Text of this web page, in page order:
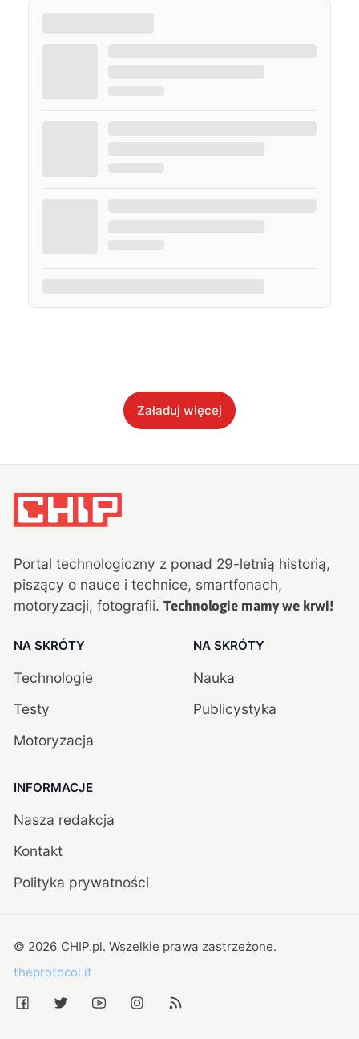
Załaduj więcej
Portal technologiczny z ponad 29-letnią historią,
piszący o nauce i technice, smartfonach,
motoryzacji, fotografii. Technologie mamy we krwi!
NA SKRÓTY
Technologie
Testy
Motoryzacja
NA SKRÓTY
Nauka
Publicystyka
INFORMACJE
Nasza redakcja
Kontakt
Polityka prywatności
© 2026 CHIP.pl. Wszelkie prawa zastrzeżone.
theprotocol.it